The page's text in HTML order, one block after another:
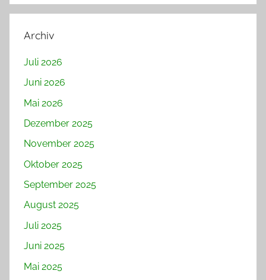
Archiv
Juli 2026
Juni 2026
Mai 2026
Dezember 2025
November 2025
Oktober 2025
September 2025
August 2025
Juli 2025
Juni 2025
Mai 2025